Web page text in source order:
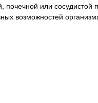
почечной или сосудистой
возможностей